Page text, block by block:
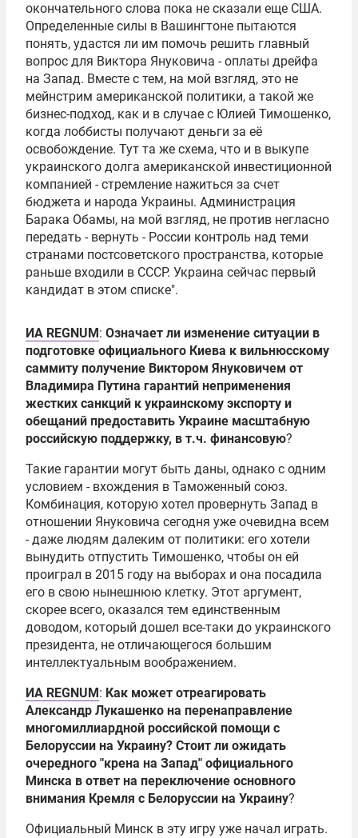
окончательного слова пока не сказали еще США.
Определенные силы в Вашингтоне пытаются
понять, удастся ли им помочь решить главный
вопрос для Виктора Януковича - оплаты дрейфа
на Запад. Вместе с тем, на мой взгляд, это не
мейнстрим американской политики, а такой же
бизнес-подход, как и в случае с Юлией Тимошенко,
когда лоббисты получают деньги за её
освобождение. Тут та же схема, что и в выкупе
украинского долга американской инвестиционной
компанией - стремление нажиться за счет
бюджета и народа Украины. Администрация
Барака Обамы, на мой взгляд, не против негласно
передать - вернуть - России контроль над теми
странами постсоветского пространства, которые
раньше входили в СССР. Украина сейчас первый
кандидат в этом списке".
ИА REGNUM: Означает ли изменение ситуации в
подготовке официального Киева к вильнюсскому
саммиту получение Виктором Януковичем от
Владимира Путина гарантий неприменения
жестких санкций к украинскому экспорту и
обещаний предоставить Украине масштабную
российскую поддержку, в т.ч. финансовую?
Такие гарантии могут быть даны, однако с одним
условием - вхождения в Таможенный союз.
Комбинация, которую хотел провернуть Запад в
отношении Януковича сегодня уже очевидна всем
- даже людям далеким от политики: его хотели
вынудить отпустить Тимошенко, чтобы он ей
проиграл в 2015 году на выборах и она посадила
его в свою нынешнюю клетку. Этот аргумент,
скорее всего, оказался тем единственным
доводом, который дошел все-таки до украинского
президента, не отличающегося большим
интеллектуальным воображением.
ИА REGNUM: Как может отреагировать
Александр Лукашенко на перенаправление
многомиллиардной российской помощи с
Белоруссии на Украину? Стоит ли ожидать
очередного "крена на Запад" официального
Минска в ответ на переключение основного
внимания Кремля с Белоруссии на Украину?
Официальный Минск в эту игру уже начал играть.